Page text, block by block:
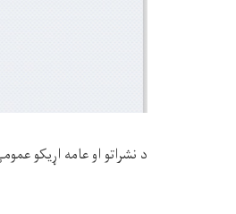
د نشراتو او عامه اړیکو